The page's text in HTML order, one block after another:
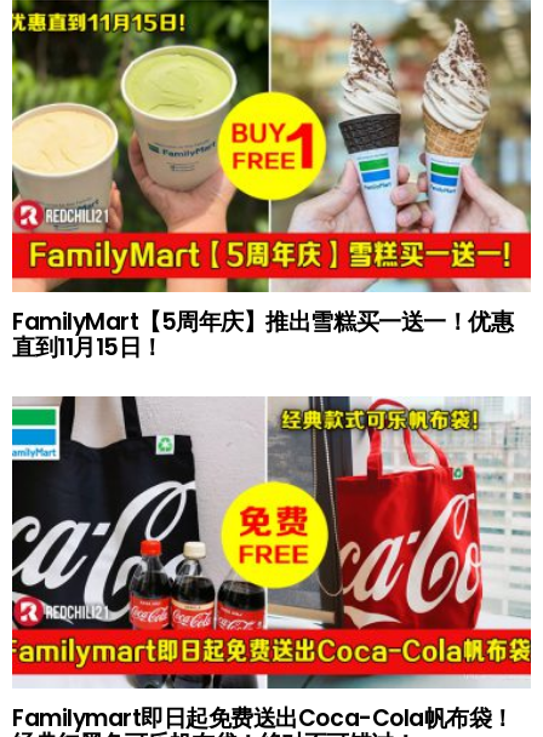
FamilyMart【5周年庆】推出雪糕买一送一！优惠
直到11月15日！
Familymart即日起免费送出Coca-Cola帆布袋！